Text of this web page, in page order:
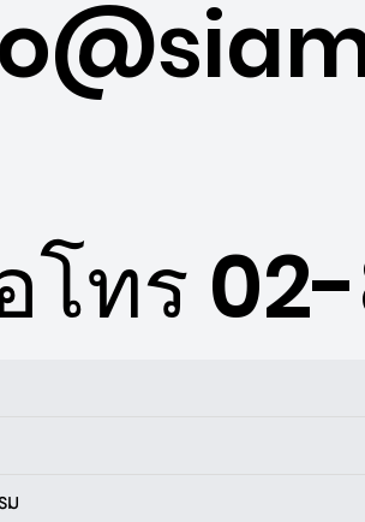
ม
โทร